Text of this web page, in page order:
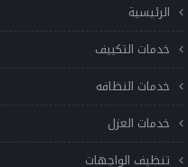
الرئيسية
خدمات التكييف
خدمات النظافه
خدمات العزل
تنظيف الواجهات